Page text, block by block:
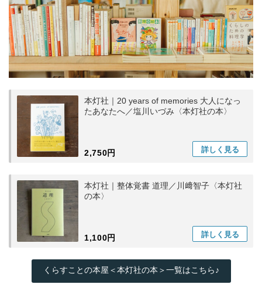
本灯社｜20 years of memories 大人になっ
たあなたへ／塩川いづみ〈本灯社の本〉
2,750円 詳しく 見る
本灯社｜整体覚書 道理／川﨑智子〈本灯社
の本〉
1,100円 詳しく 見る
くらすことの本屋＜本灯社の本＞一覧はこちら♪